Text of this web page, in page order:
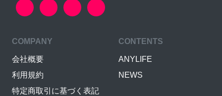
COMPANY
会社概要
利用規約
特定商取引に基づく表記
CONTENTS
ANYLIFE
NEWS